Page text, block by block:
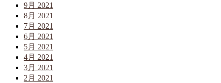
9月 2021
8月 2021
7月 2021
6月 2021
5月 2021
4月 2021
3月 2021
2月 2021